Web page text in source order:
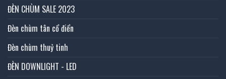
ĐÈN CHÙM SALE 2023
Đèn chùm tân cổ điển
Đèn chùm thuỷ tinh
ĐÈN DOWNLIGHT - LED